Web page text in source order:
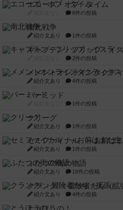
エコーズ・オブ・タイム
8件の投稿
南北戦争
紹介文あり 1件の投稿
キャプテン・フリップ：イ
2件の投稿
メメントオンラインタクテ
紹介文あり 4件の投稿
パーミッド
1件の投稿
クリーグ
紹介文あり 1件の投稿
セミファイナル ～お前は
紹介文あり 1件の投稿
ふたつの街の物語
紹介文あり 18件の投稿
クランク! ：冒険者たち（拡
紹介文あり 4件の投稿